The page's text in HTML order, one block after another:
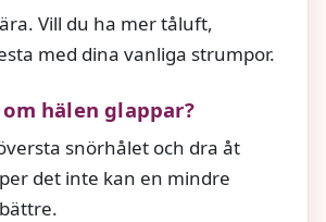
Vill du ha mer tåluft,
med dina vanliga strumpor.
hälen glappar?
snörhålet och dra åt
det inte kan en mindre